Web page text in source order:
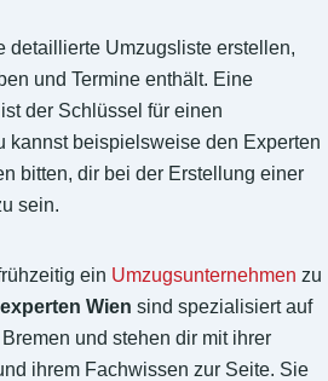
detaillierte Umzugsliste erstellen,
und Termine enthält. Eine
der Schlüssel für einen
kannst beispielsweise den Experten
bitten, dir bei der Erstellung einer
sein.
ein Umzugsunternehmen zu
Wien sind spezialisiert auf
und stehen dir mit ihrer
ihrem Fachwissen zur Seite. Sie